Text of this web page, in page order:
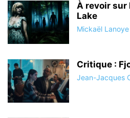
À revoir sur
Lake
Mickaël Lanoye
Critique :
Jean-Jacques